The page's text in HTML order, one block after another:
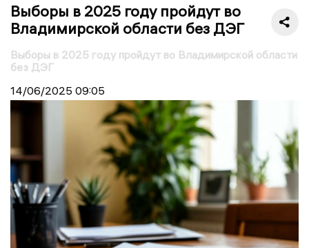
Выборы в 2025 году пройдут во
Владимирской области без ДЭГ
Выборы в 2025 году пройдут во Владимирской области
без ДЭГ
14/06/2025 09:05